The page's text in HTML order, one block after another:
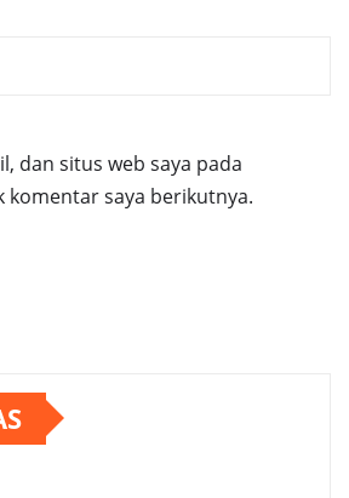
dan situs web saya pada
saya berikutnya.